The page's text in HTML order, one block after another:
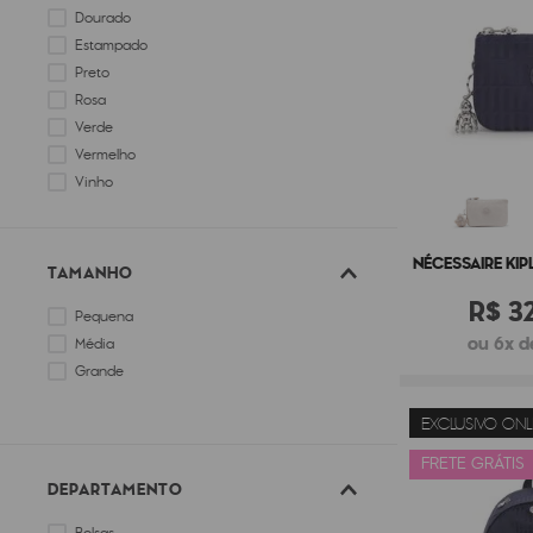
Dourado
Estampado
Preto
Rosa
Verde
Vermelho
Vinho
TAMANHO
Pequena
Média
Grande
DEPARTAMENTO
NÉCESSAIRE
R$
ou 6x
EXCLUSIVO
FRETE GRÁTIS